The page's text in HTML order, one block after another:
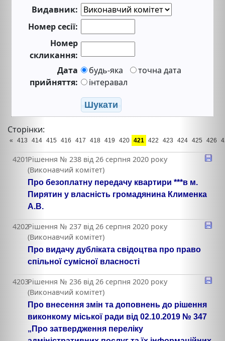
Видавник:
Номер сесії:
Номер
скликання:
Дата
прийняття:
будь-яка
точна дата
інтеравал
Шукати
Сторінки:
« 413 414 415 416 417 418 419 420 421 422 423 424 425 426
4201Рішення № 238 від 26 серпня 2020 року
(Виконавчий комітет)
Про безоплатну передачу квартири ***в м.
Пирятин у власність громадянина Клименка
А.В.
4202Рішення № 237 від 26 серпня 2020 року
(Виконавчий комітет)
Про видачу дубліката свідоцтва про право
спільної сумісної власності
4203Рішення № 236 від 26 серпня 2020 року
(Виконавчий комітет)
Про внесення змін та доповнень до рішення
виконкому міської ради від 02.10.2019 № 347
„Про затвердження переліку